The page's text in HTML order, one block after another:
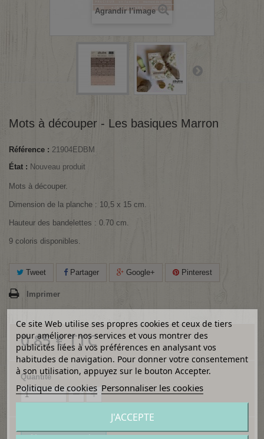
Agrandir l'image
Mots à découper - Les basiques Marron
Référence : 21904EDBM
État : Nouveau produit
Mots à découper.
Dimension de la planche : 10,5 x 15 cm.
Hauteur des bandelettes : 0.70 cm.
9 coloris disponibles.
Tweet Partager Google+ Pinterest
Imprimer
0,85 €TTC
Quantité
Ce site Web utilise ses propres cookies et ceux de tiers
pour améliorer nos services et vous montrer des
publicités liées à vos préférences en analysant vos
habitudes de navigation. Pour donner votre consentement
à son utilisation, appuyez sur le bouton Accepter.
Politique de cookies Personnaliser les cookies
J'ACCEPTE